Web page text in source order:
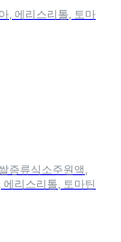
, 에리스리톨, 토마
증류식소주원액,
리스리톨, 토마틴